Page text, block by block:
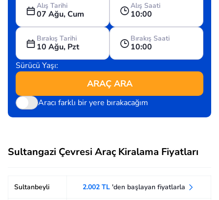
Alış Tarihi
07 Ağu, Cum
Alış Saati
10:00
Bırakış Tarihi
10 Ağu, Pzt
Bırakış Saati
10:00
Sürücü Yaşı:
ARAÇ ARA
Aracı farklı bir yere bırakacağım
Sultangazi Çevresi Araç Kiralama Fiyatları
Sultanbeyli 2.002 TL 'den başlayan fiyatlarla